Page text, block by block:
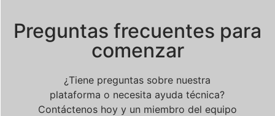
Preguntas frecuentes para
comenzar
¿Tiene preguntas sobre nuestra
plataforma o necesita ayuda técnica?
Contáctenos hoy y un miembro del equipo